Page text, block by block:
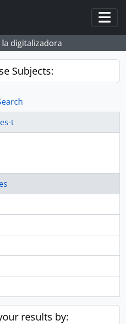
digitalizadora
Subjects:
t
results by: